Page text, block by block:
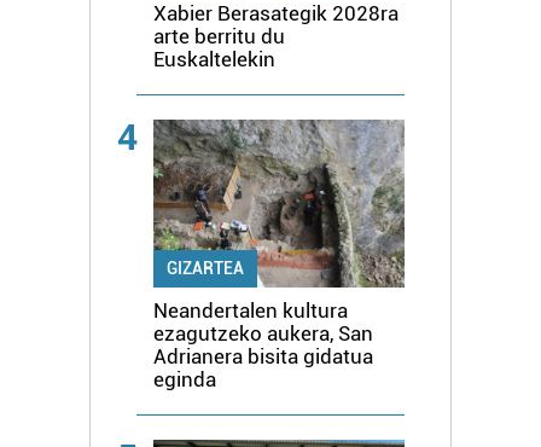
Xabier Berasategik 2028ra
arte berritu du
Euskaltelekin
4
GIZARTEA
Neandertalen kultura
ezagutzeko aukera, San
Adrianera bisita gidatua
eginda